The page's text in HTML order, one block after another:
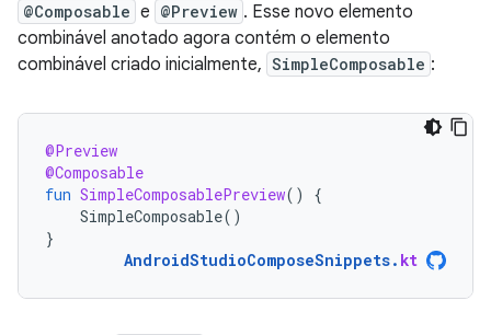
@Composable e @Preview . Esse novo elemento
combinável anotado agora contém o elemento
combinável criado inicialmente, SimpleComposable :
@Preview
@Composable
fun SimpleComposablePreview()
{
SimpleComposable()
}
AndroidStudioComposeSnippets. kt